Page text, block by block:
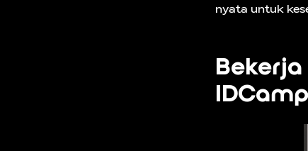
nyata untuk
IDCamp